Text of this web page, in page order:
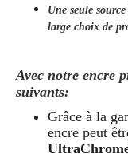
Une seule
large choix de
Avec notre encre
suivants:
Grâce à la
encre peut